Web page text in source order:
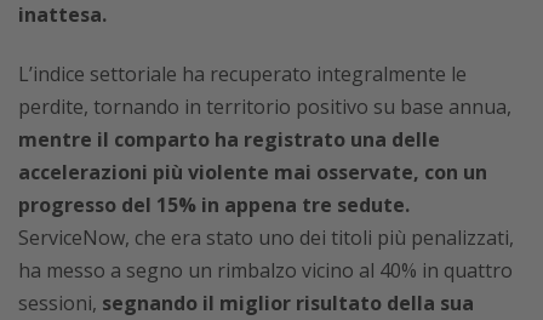
inattesa.
L’indice settoriale ha recuperato integralmente le
perdite, tornando in territorio positivo su base annua,
mentre il comparto ha registrato una delle
accelerazioni più violente mai osservate, con un
progresso del 15% in appena tre sedute.
ServiceNow, che era stato uno dei titoli più penalizzati,
ha messo a segno un rimbalzo vicino al 40% in quattro
sessioni, segnando il miglior risultato della sua